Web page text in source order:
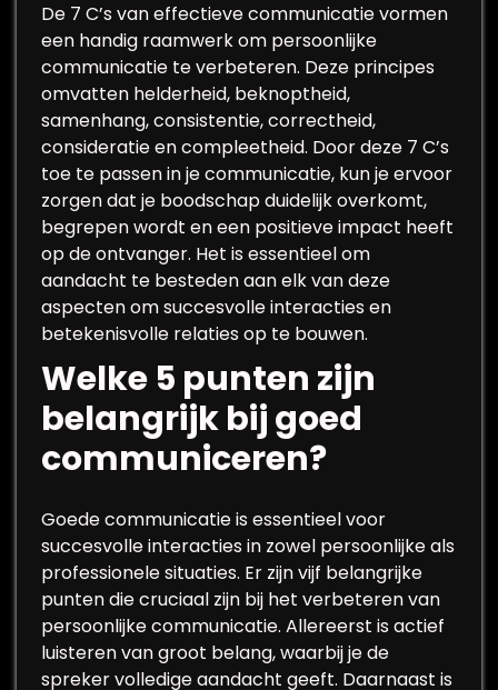
De 7 C’s van effectieve communicatie vormen
een handig raamwerk om persoonlijke
communicatie te verbeteren. Deze principes
omvatten helderheid, beknoptheid,
samenhang, consistentie, correctheid,
consideratie en compleetheid. Door deze 7 C’s
toe te passen in je communicatie, kun je ervoor
zorgen dat je boodschap duidelijk overkomt,
begrepen wordt en een positieve impact heeft
op de ontvanger. Het is essentieel om
aandacht te besteden aan elk van deze
aspecten om succesvolle interacties en
betekenisvolle relaties op te bouwen.
Welke 5 punten zijn
belangrijk bij goed
communiceren?
Goede communicatie is essentieel voor
succesvolle interacties in zowel persoonlijke als
professionele situaties. Er zijn vijf belangrijke
punten die cruciaal zijn bij het verbeteren van
persoonlijke communicatie. Allereerst is actief
luisteren van groot belang, waarbij je de
spreker volledige aandacht geeft. Daarnaast is